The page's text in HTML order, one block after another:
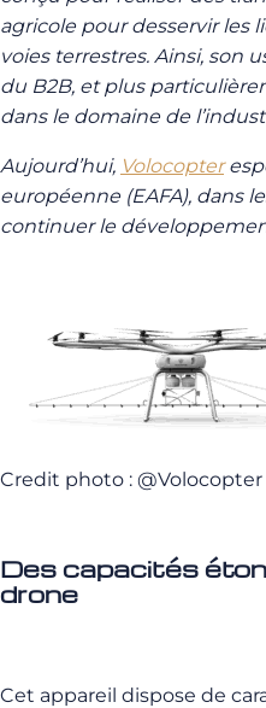
agricole pour desservir les
voies terrestres. Ainsi, son
du B2B, et plus
dans le domaine de
Aujourd’hui, Volocopter
européenne (EAFA), dans
continuer le
Credit photo : @Volocopter
Des capacités
drone
Cet appareil dispose de